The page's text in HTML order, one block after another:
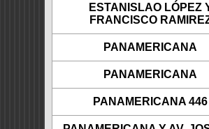
ESTANISLAO LÓPEZ
FRANCISCO
PANAMERICANA
PANAMERICANA
PANAMERICANA 446